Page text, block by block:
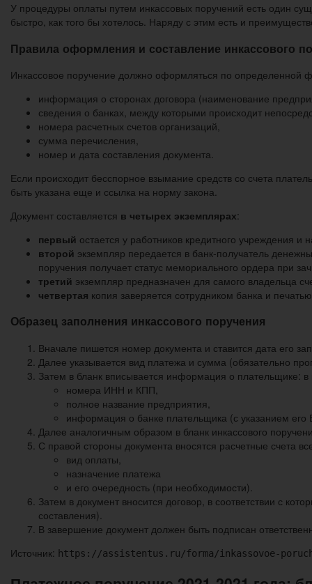
У процедуры оплаты путем инкассовых поручений есть один
быстро, как того бы хотелось. Наряду с этим есть и
Правила оформления и составление инкассового
Инкассовое поручение должно оформляться по определенной
информация о сторонах договора (наименование
сведения о банках, между которыми происходит
номера расчетных счетов организаций,
сумма перечисления,
номер и дата составления документа.
Если происходит бесспорное взымание средств со счета
быть указана еще и ссылка на норму закона.
Документ составляется в четырех экземплярах:
первый остается у работников кредитного учреждения
второй экземпляр передается в банк-получатель
поручения получает статус мемориального ордера при
третий экземпляр предназначен для самого владельца
четвертая копия заверяется сотрудником банка и
Образец заполнения инкассового поручения
Вначале пишется номер документа и ставится дата его
Далее указывается вид платежа и сумма (обязательно
Затем в бланк вписывается информация о плательщике: в
номера ИНН и КПП,
полное название предприятия,
информация о банке плательщика (с указанием его
Далее аналогичным образом в бланк инкассового
С правой стороны документа вносятся расчетные счета
вид оплаты,
назначение платежа
и его очередность (при необходимости).
Затем в документ вносится договор, в соответствии с
составления).
В завершение документ должен быть подписан
Источник: https://assistentus.ru/forma/inkassovoe-